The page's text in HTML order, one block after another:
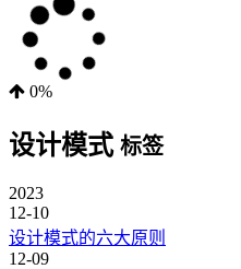
0%
设计模式 标签
2023
12-10
设计模式的六大原则
12-09